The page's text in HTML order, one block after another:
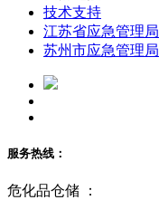
技术支持
江苏省应急管理局
苏州市应急管理局
服务热线：
危化品仓储 ：